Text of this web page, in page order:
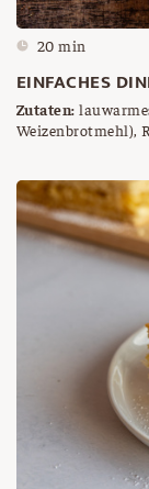
20 min
EINFACHES
Zutaten:
Weizenbrotmehl),